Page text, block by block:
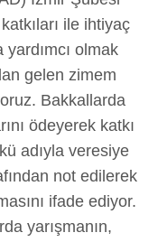
ile ihtiyaç
olmak
gelen zimem
Bakkallarda
ödeyerek katkı
adıyla veresiye
not edilerek
ifade ediyor.
yarışmanın,